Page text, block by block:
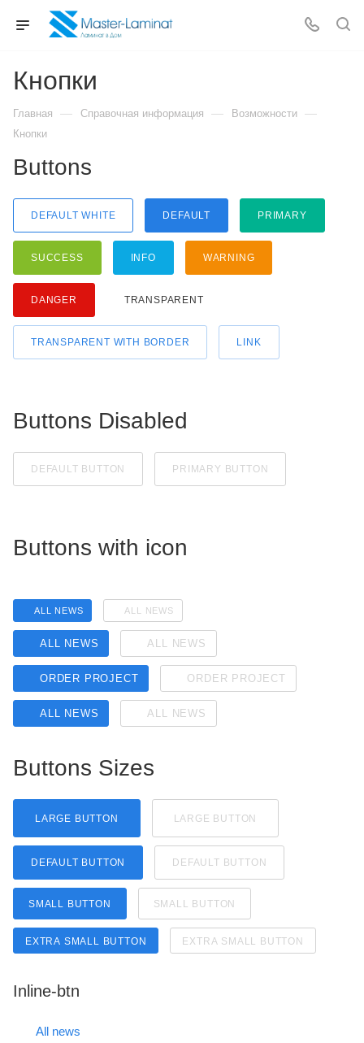
Кнопки
Главная — Справочная информация — Возможности —
Кнопки
Buttons
DEFAULT WHITE DEFAULT PRIMARY
SUCCESS INFO WARNING
DANGER TRANSPARENT
TRANSPARENT WITH BORDER LINK
Buttons Disabled
DEFAULT BUTTON PRIMARY BUTTON
Buttons with icon
ALL NEWS ALL NEWS
ALL NEWS ALL NEWS
ORDER PROJECT ORDER PROJECT
ALL NEWS ALL NEWS
Buttons Sizes
LARGE BUTTON LARGE BUTTON
DEFAULT BUTTON DEFAULT BUTTON
SMALL BUTTON SMALL BUTTON
EXTRA SMALL BUTTON EXTRA SMALL BUTTON
Inline-btn
All news